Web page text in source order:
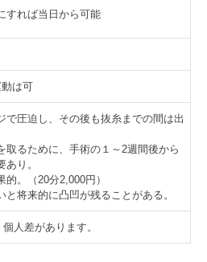
すれば当日から可能
は可
で圧迫し、その後も抜糸までの間は出
取るために、手術の１～2週間後から
り。
。（20分2,000円）
と将来的に凸凹が残ることがある。
人差があります。